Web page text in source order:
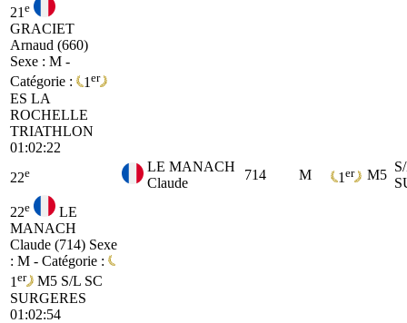
21 e
GRACIET
Arnaud (660)
Sexe : M -
Catégorie :
1 er
ES LA
ROCHELLE
TRIATHLON
01:02:22
22e
LE MANACH
Claude
714 M 1 er M5
22e
LE
MANACH
Claude (714) Sexe
: M - Catégorie :
1 er M5 S/L SC
SURGERES
01:02:54